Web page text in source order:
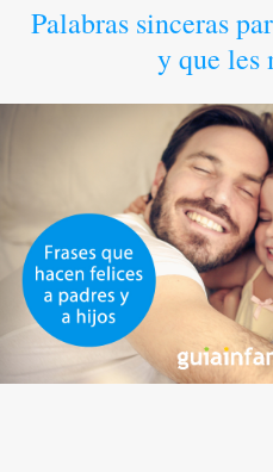
Palabras sinceras
y que les